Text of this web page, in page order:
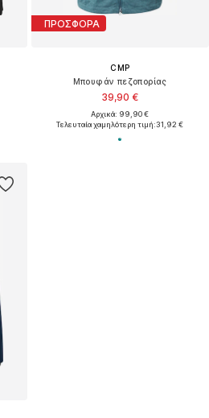
ΠΡΟΣΦΟΡΑ
CMP
Μπουφάν πεζοπορίας
39,90 €
Αρχικά: 99,90 €
Τελευταία χαμηλότερη τιμή:31,92 €